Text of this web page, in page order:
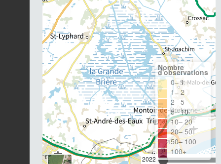
2022
Nombre
d'observations
0– 1
1– 2
2– 5
5– 10
10– 20
20– 50
50– 100
100+